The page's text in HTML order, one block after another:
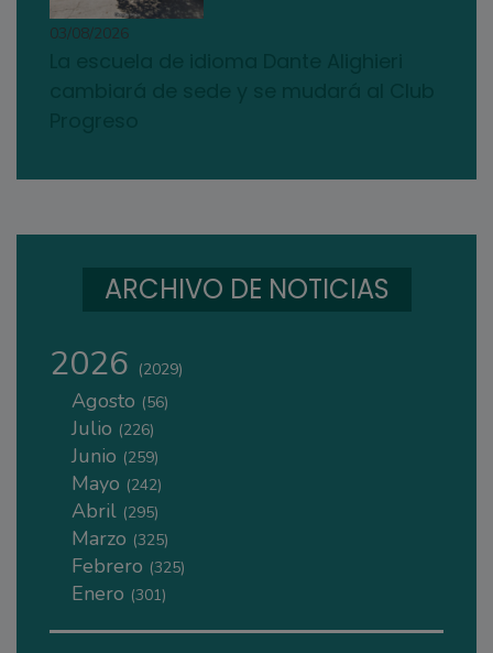
03/08/2026
ARCHIVO DE NOTICIAS
2026 (2029)
Agosto (56)
Julio (226)
Junio (259)
Mayo (242)
Abril (295)
Marzo (325)
Febrero (325)
Enero (301)